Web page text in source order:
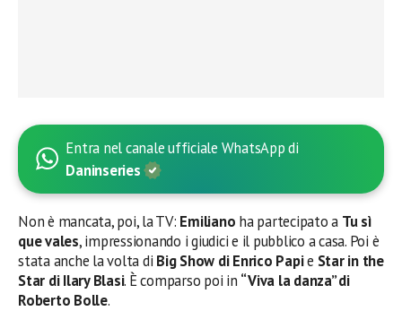
Entra nel canale ufficiale WhatsApp di
Daninseries
Non è mancata, poi, la TV: Emiliano ha partecipato a Tu sì
que vales, impressionando i giudici e il pubblico a casa. Poi è
stata anche la volta di Big Show di Enrico Papie Star in the
Star di Ilary Blasi. È comparso poi in “Viva la danza” di
Roberto Bolle.